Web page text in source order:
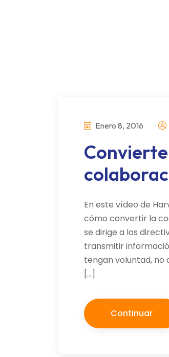
Enero 8, 2016
En este vídeo de
cómo convertir la
se dirige a los
transmitir
tengan voluntad, no
[…]
Continuar